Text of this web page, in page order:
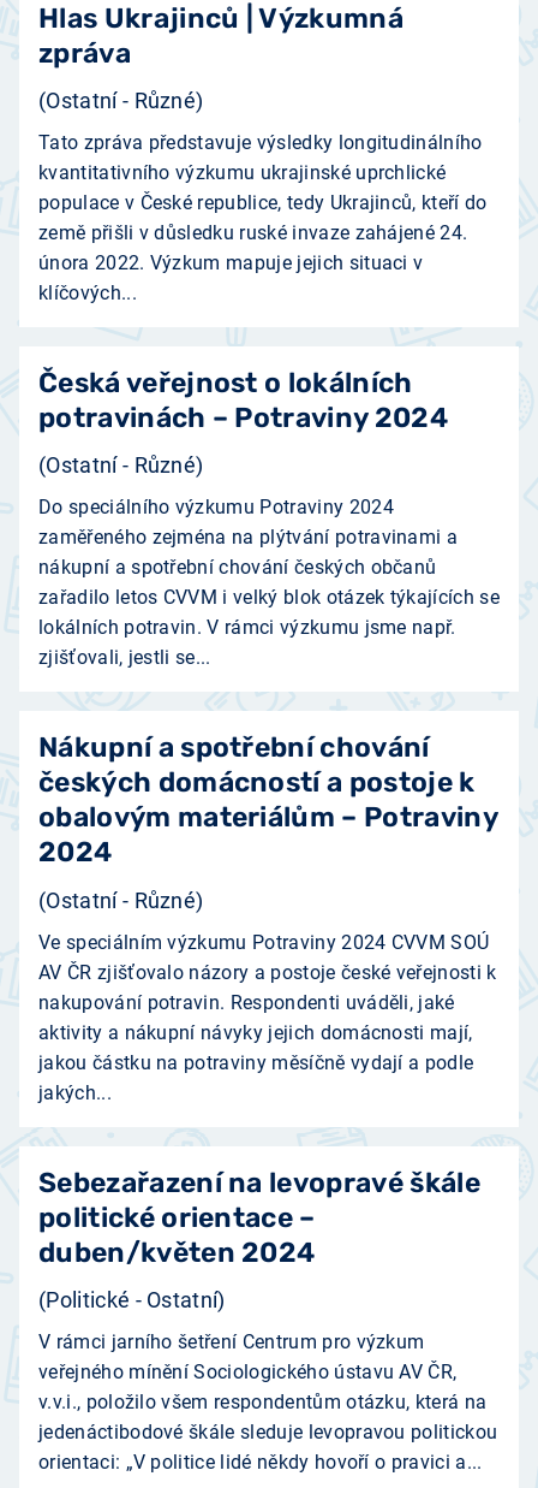
Hlas Ukrajinců | Výzkumná
zpráva
(Ostatní - Různé)
Tato zpráva představuje výsledky longitudinálního
kvantitativního výzkumu ukrajinské uprchlické
populace v České republice, tedy Ukrajinců, kteří do
země přišli v důsledku ruské invaze zahájené 24.
února 2022. Výzkum mapuje jejich situaci v
klíčových...
Česká veřejnost o lokálních
potravinách – Potraviny 2024
(Ostatní - Různé)
Do speciálního výzkumu Potraviny 2024
zaměřeného zejména na plýtvání potravinami a
nákupní a spotřební chování českých občanů
zařadilo letos CVVM i velký blok otázek týkajících se
lokálních potravin. V rámci výzkumu jsme např.
zjišťovali, jestli se...
Nákupní a spotřební chování
českých domácností a postoje k
obalovým materiálům – Potraviny
2024
(Ostatní - Různé)
Ve speciálním výzkumu Potraviny 2024 CVVM SOÚ
AV ČR zjišťovalo názory a postoje české veřejnosti k
nakupování potravin. Respondenti uváděli, jaké
aktivity a nákupní návyky jejich domácnosti mají,
jakou částku na potraviny měsíčně vydají a podle
jakých...
Sebezařazení na levopravé škále
politické orientace –
duben/květen 2024
(Politické - Ostatní)
V rámci jarního šetření Centrum pro výzkum
veřejného mínění Sociologického ústavu AV ČR,
v.v.i., položilo všem respondentům otázku, která na
jedenáctibodové škále sleduje levopravou politickou
orientaci: „V politice lidé někdy hovoří o pravici a...